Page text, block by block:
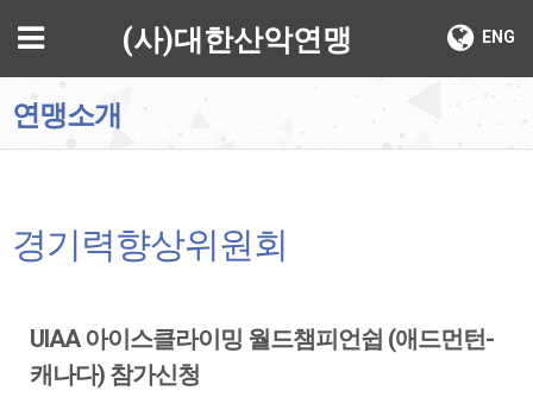
메뉴 ENG
(사)대한산악연맹
연맹소개
경기력향상위원회
UIAA 아이스클라이밍 월드챔피언쉽 (애드먼턴-
캐나다) 참가신청